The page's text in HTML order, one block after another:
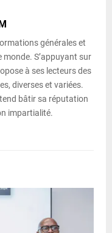
générales et
monde. S’appuyant sur
à ses lecteurs des
diverses et variées.
bâtir sa réputation
impartialité.